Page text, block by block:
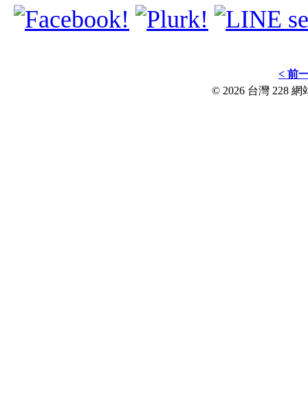
< 前
© 2026 台灣 228 網